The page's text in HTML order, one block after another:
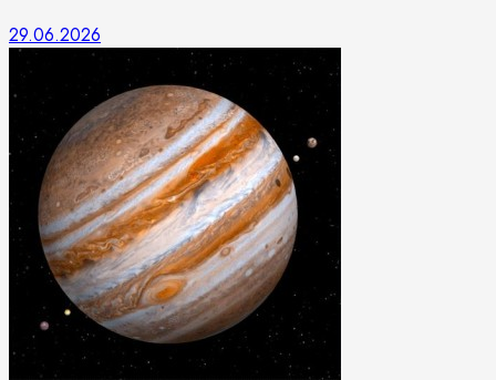
29.06.2026